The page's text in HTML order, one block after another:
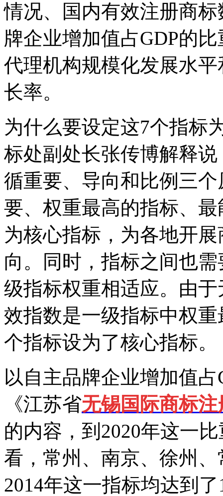
情况、国内有效注册商
牌企业增加值占GDP的
代理机构规模化发展水
长率。
为什么要设定这7个指标
标处副处长张传博解释
循重要、导向和比例三
要、权重最高的指标、
为核心指标，为各地开
向。同时，指标之间也
级指标权重相适应。由
效指数是一级指标中权
个指标设为了核心指标。
以自主品牌企业增加值
《江苏省无锡国际商标注
的内容，到2020年这一
看，常州、南京、徐州
2014年这一指标均达到